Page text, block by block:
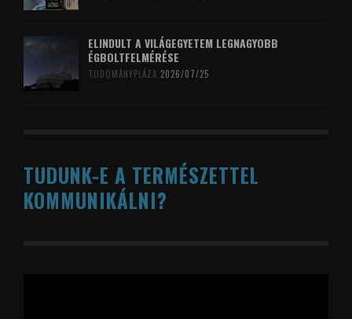
ELINDULT A VILÁGEGYETEM LEGNAGYOBB
ÉGBOLTFELMÉRÉSE
TUDOMÁNYPLÁZA 2026/07/25
TUDUNK-E A TERMÉSZETTEL
KOMMUNIKÁLNI?